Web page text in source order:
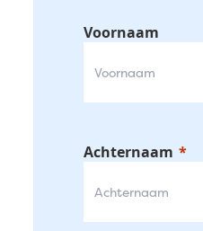
Voornaam
Achternaam